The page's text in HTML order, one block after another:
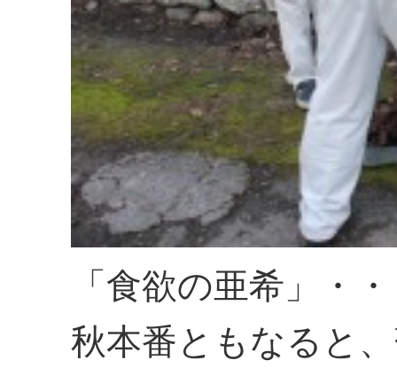
「食欲の亜希」・
秋本番ともなると